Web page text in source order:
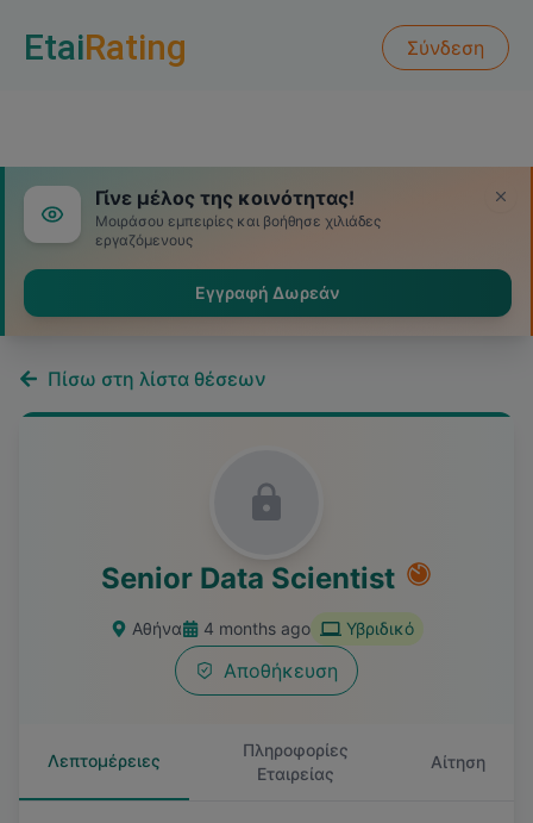
EtaiRating Σύνδεση
Γίνε μέλος της κοινότητας!
Μοιράσου εμπειρίες και βοήθησε χιλιάδες
εργαζόμενους
Εγγραφή Δωρεάν
Πίσω στη λίστα θέσεων
Senior Data Scientist
Αθήνα 4 months ago Υβριδικό
Αποθήκευση
Λεπτομέρειες
Πληροφορίες
Εταιρείας
Αίτηση